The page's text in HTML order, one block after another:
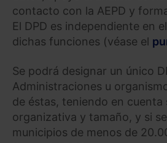
contacto con la AEPD y
El DPD es independiente en
dichas funciones (véase el
Se podrá designar un único
Administraciones u
de éstas, teniendo en cuenta
organizativa y tamaño, y si
municipios de menos de